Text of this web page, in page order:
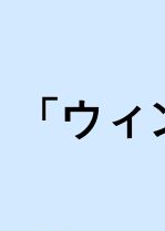
「ウ